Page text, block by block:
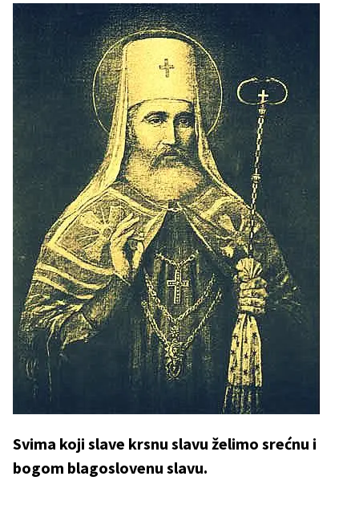
Svima koji slave krsnu slavu želimo srećnu i
bogom blagoslovenu slavu.